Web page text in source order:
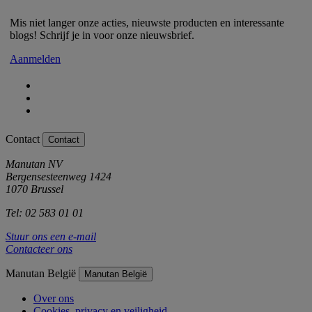
Mis niet langer onze acties, nieuwste producten en interessante
blogs! Schrijf je in voor onze nieuwsbrief.
Aanmelden
Contact Contact
Manutan NV
Bergensesteenweg 1424
1070 Brussel
Tel: 02 583 01 01
Stuur ons een e-mail
Contacteer ons
Manutan België Manutan België
Over ons